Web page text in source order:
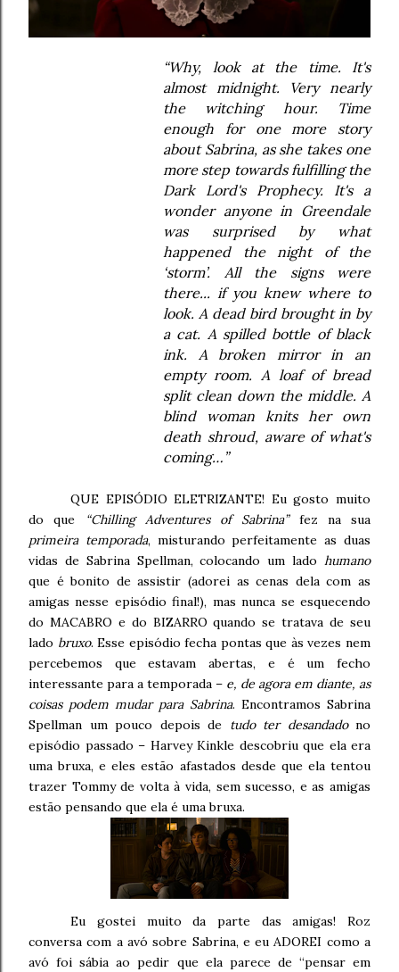
“Why, look at the time. It's
almost midnight. Very nearly
the witching hour. Time
enough for one more story
about Sabrina, as she takes one
more step towards fulfilling the
Dark Lord's Prophecy. It's a
wonder anyone in Greendale
was surprised by what
happened the night of the
‘storm’. All the signs were
there... if you knew where to
look. A dead bird brought in by
a cat. A spilled bottle of black
ink. A broken mirror in an
empty room. A loaf of bread
split clean down the middle. A
blind woman knits her own
death shroud, aware of what's
coming…”
QUE EPISÓDIO ELETRIZANTE! Eu gosto muito
do que
“Chilling Adventures of Sabrina”fez na sua
primeira temporada, misturando perfeitamente as duas
vidas de Sabrina Spellman, colocando um lado humano
que é bonito de assistir (adorei as cenas dela com as
amigas nesse episódio final!), mas nunca se esquecendo
do MACABRO e do BIZARRO quando se tratava de seu
lado bruxo. Esse episódio fecha pontas que às vezes nem
percebemos que estavam abertas, e é um fecho
interessante para a temporada – e, de agora em diante, as
coisas podem mudar para Sabrina. Encontramos Sabrina
Spellman um pouco depois de tudo ter desandado no
episódio passado – Harvey Kinkle descobriu que ela era
uma bruxa, e eles estão afastados desde que ela tentou
trazer Tommy de volta à vida, sem sucesso, e as amigas
estão pensando que ela é uma bruxa.
Eu gostei muito da parte das amigas! Roz
conversa com a avó sobre Sabrina, e eu ADOREI como a
avó foi sábia ao pedir que ela parece de “pensar em